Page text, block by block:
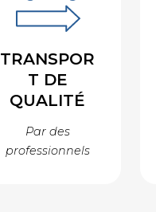
TRANSPOR
T DE
QUALITÉ
Par des
professionnels